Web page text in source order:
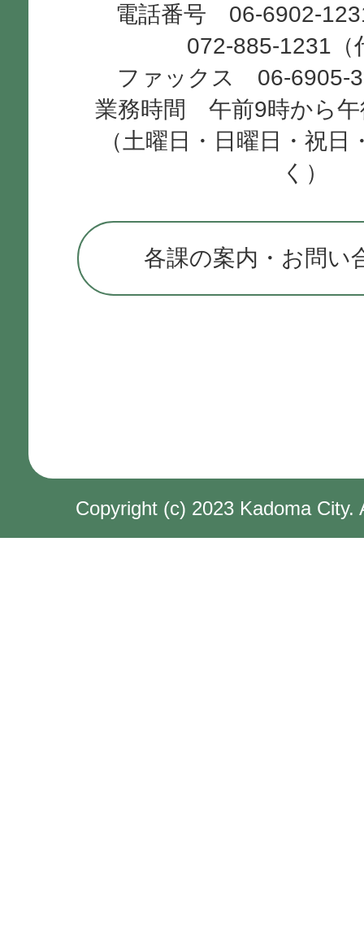
電話番号 06-6902-
072-885-1231（
ファックス 06-6905-
業務時間 午前9時から午
（土曜日・日曜日・祝日
く）
各課の案内・お問い
Copyright (c) 2023 Kadoma City.